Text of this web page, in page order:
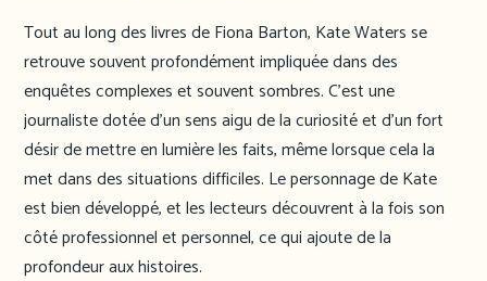
Tout au long des livres de Fiona Barton, Kate Waters se
retrouve souvent profondément impliquée dans des
enquêtes complexes et souvent sombres. C’est une
journaliste dotée d’un sens aigu de la curiosité et d’un fort
désir de mettre en lumière les faits, même lorsque cela la
met dans des situations difficiles. Le personnage de Kate
est bien développé, et les lecteurs découvrent à la fois son
côté professionnel et personnel, ce qui ajoute de la
profondeur aux histoires.